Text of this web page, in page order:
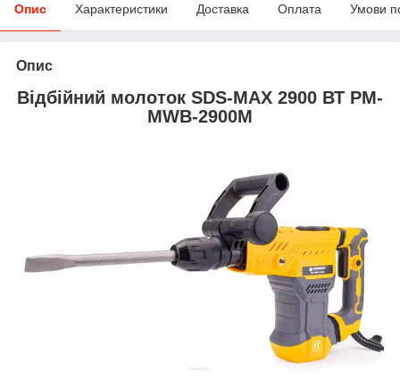
Опис Характеристики Доставка Оплата Умови
Опис
Відбійний молоток SDS-MAX 2900 ВТ PM-
MWB-2900M